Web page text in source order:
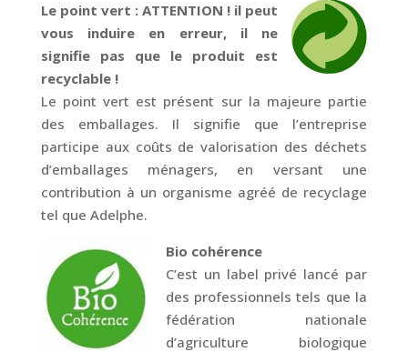
Le point vert : ATTENTION ! il peut
vous induire en erreur, il ne
signifie pas que le produit est
recyclable !
Le point vert est présent sur la majeure partie
des emballages. Il signifie que l’entreprise
participe aux coûts de valorisation des déchets
d’emballages ménagers, en versant une
contribution à un organisme agréé de recyclage
tel que Adelphe.
Bio cohérence
C’est un label privé lancé par
des professionnels tels que la
fédération nationale
d’agriculture biologique